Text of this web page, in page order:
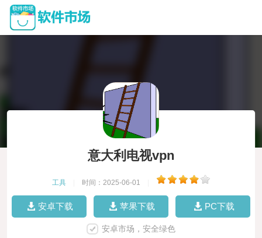
意大利电视vpn
工具 时间：2025-06-01
安卓下载 苹果下载 PC下载
安卓市场，安全绿色